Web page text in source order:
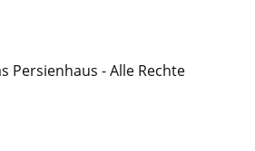
Persienhaus - Alle Rechte